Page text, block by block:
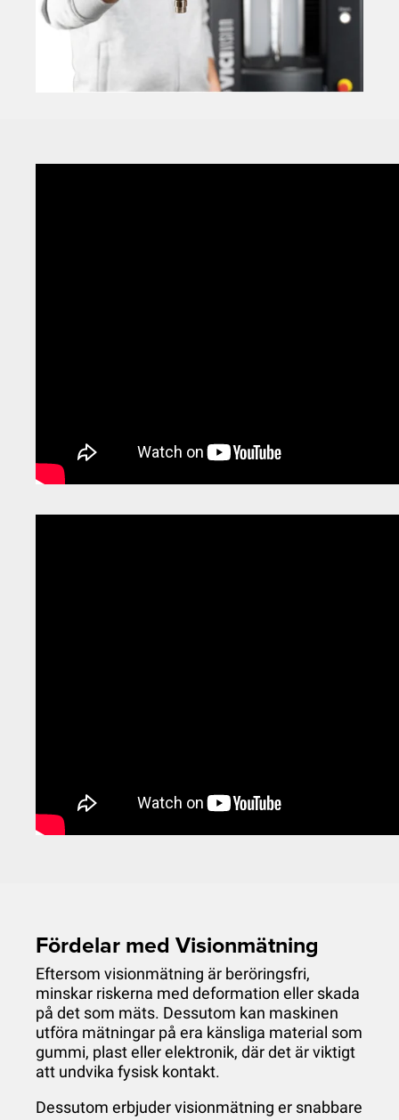
Fördelar med Visionmätning
Eftersom visionmätning är beröringsfri,
minskar riskerna med deformation eller skada
på det som mäts. Dessutom kan maskinen
utföra mätningar på era känsliga material som
gummi, plast eller elektronik, där det är viktigt
att undvika fysisk kontakt.
Dessutom erbjuder visionmätning er snabbare